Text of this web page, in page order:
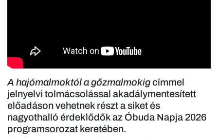
A hajómalmoktól a gőzmalmokigcímmel
jelnyelvi tolmácsolással akadálymentesített
előadáson vehetnek részt a siket és
nagyothalló érdeklődők az Óbuda Napja 2026
programsorozat keretében.